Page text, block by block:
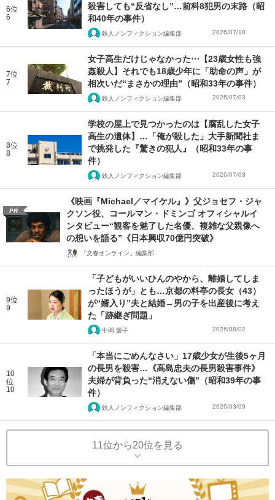
6位
6
殺害しても“反省なし”…前科8犯男の末路（昭
和40年の事件）
鉄人ノンフィクション編集部 2026/07/18
7位
7
女子高生だけじゃなかった⋯【23歳女性も強
姦殺人】それでも18歳少年に「助命の声」が
相次いだ“まさかの理由”（昭和33年の事件）
鉄人ノンフィクション編集部 2026/07/03
8位
8
学校の屋上で見つかったのは【腐乱した女子
高生の遺体】…「俺が殺した」大手新聞社ま
で挑発した『驚きの犯人』（昭和33年の事
件）
鉄人ノンフィクション編集部 2026/07/03
PR
《映画『Michael／マイケル』》父ジョセフ・ジャ
クソン役、コールマン・ドミンゴ オフィシャルイ
ンタビュー“観客を魅了した名優、複雑な父親像へ
の想いを語る”《日本興収70億円突破》
「文春オンライン」編集部
9位
9
「子どもがいいひんのやから、離婚してしま
ったほうが」とも…京都の料亭の長女（43）
が“婿入り”夫と結婚→男の子を出産後に考え
た「跡継ぎ問題」
中岡 愛子 2026/08/02
10
位
10
「本当にごめんなさい」17歳少女が生後5ヶ月
の長男を殺害…《高島忠夫の長男殺害事件》
夫婦が背負った“消えない傷”（昭和39年の事
件）
鉄人ノンフィクション編集部 2026/03/09
11位から20位を見る